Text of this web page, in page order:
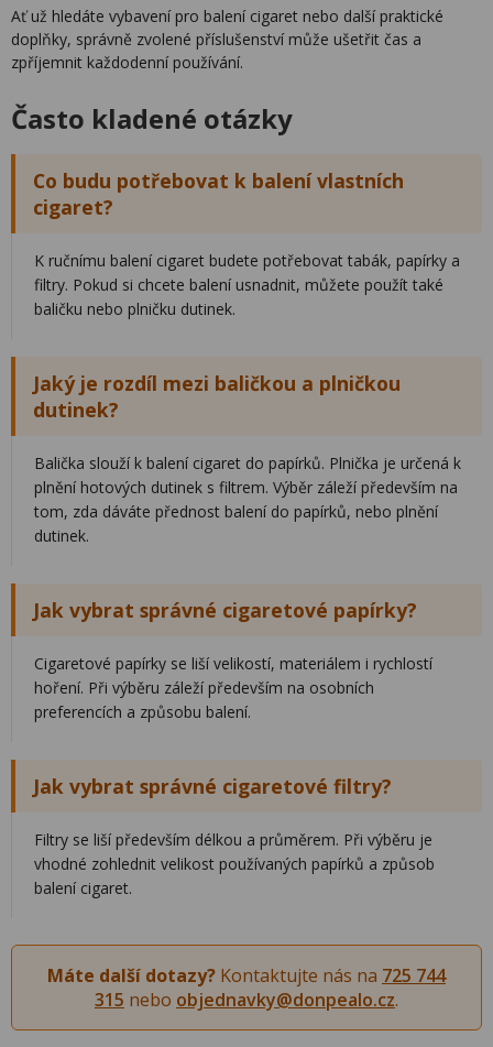
Ať už hledáte vybavení pro balení cigaret nebo další praktické
doplňky, správně zvolené příslušenství může ušetřit čas a
zpříjemnit každodenní používání.
Často kladené otázky
Co budu potřebovat k balení vlastních
cigaret?
K ručnímu balení cigaret budete potřebovat tabák, papírky a
filtry. Pokud si chcete balení usnadnit, můžete použít také
baličku nebo plničku dutinek.
Jaký je rozdíl mezi baličkou a plničkou
dutinek?
Balička slouží k balení cigaret do papírků. Plnička je určená k
plnění hotových dutinek s filtrem. Výběr záleží především na
tom, zda dáváte přednost balení do papírků, nebo plnění
dutinek.
Jak vybrat správné cigaretové papírky?
Cigaretové papírky se liší velikostí, materiálem i rychlostí
hoření. Při výběru záleží především na osobních
preferencích a způsobu balení.
Jak vybrat správné cigaretové filtry?
Filtry se liší především délkou a průměrem. Při výběru je
vhodné zohlednit velikost používaných papírků a způsob
balení cigaret.
Máte další dotazy? Kontaktujte nás na 725 744
315 nebo objednavky@donpealo.cz.